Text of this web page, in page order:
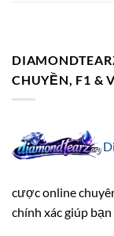
CHUYỀN, F1 &
cược online
chính xác giúp